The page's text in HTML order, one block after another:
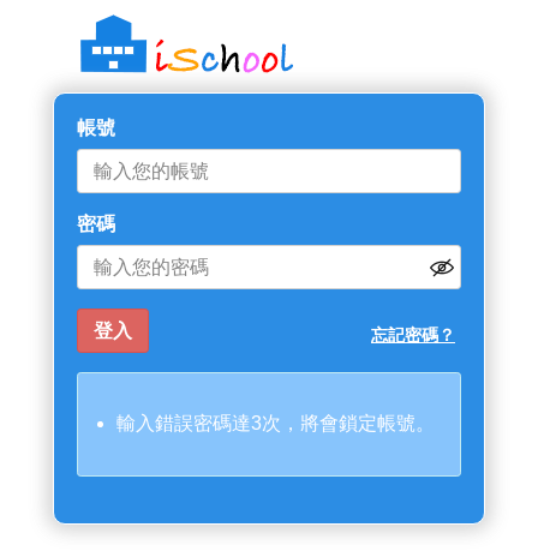
帳號
密碼
忘記密碼？
輸入錯誤密碼達3次，將會鎖定帳號。